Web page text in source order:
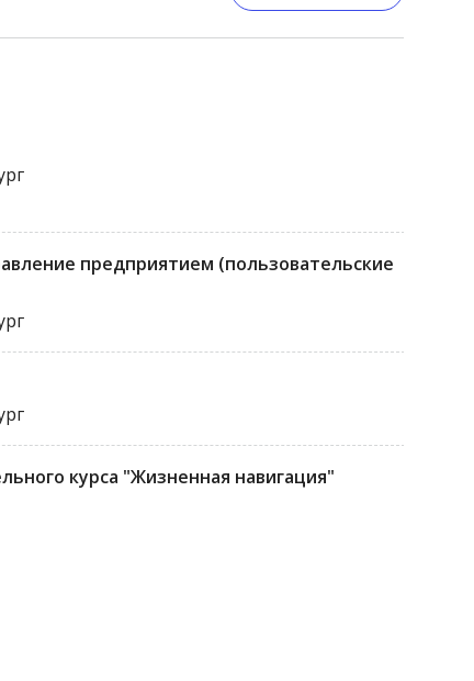
предприятием (пользовательские
курса "Жизненная навигация"